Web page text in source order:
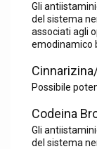
Gli
del sistema
associati agli
emodinamico
Possibile
Codeina
Gli
del sistema